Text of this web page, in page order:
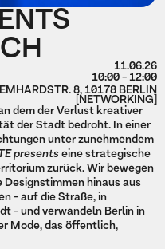
11.06.26
10:00 - 12:00
8, 10178 BERLIN
[NETWORKING]
dem der Verlust kreativer
der Stadt bedroht. In einer
unter zunehmendem
presentseine strategische
zurück. Wir bewegen
hinaus aus
- auf die Straße, in
- und verwandeln Berlin in
Mode, das öffentlich,